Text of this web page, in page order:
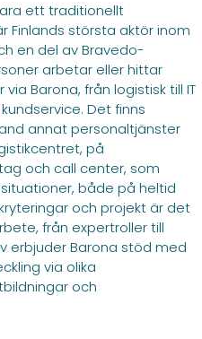
ett traditionellt
största aktör inom
en del av Bravedo-
arbetar eller hittar
Barona, från logistisk till IT
Det finns
annat personaltjänster
på
och call center, som
både på heltid
och projekt är det
från expertroller till
erbjuder Barona stöd med
via olika
och